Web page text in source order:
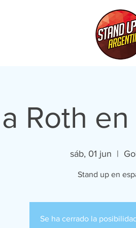
Roth
sáb, 01 jun
  |
Stand up en
Se ha cerrado la